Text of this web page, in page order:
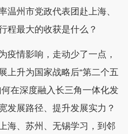
州市党政代表团赴上海、
程最大的收获是什么？
情影响，走动少了一点，
上升为国家战略后“第二个五
在深度融入长三角一体化发
发展路径、提升发展实力？
海、苏州、无锡学习，到邻